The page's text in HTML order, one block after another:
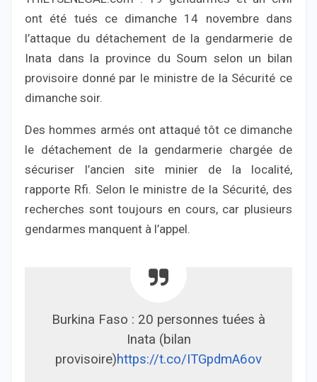
ont été tués ce dimanche 14 novembre dans
l’attaque du détachement de la gendarmerie de
Inata dans la province du Soum selon un bilan
provisoire donné par le ministre de la Sécurité ce
dimanche soir.
Des hommes armés ont attaqué tôt ce dimanche
le détachement de la gendarmerie chargée de
sécuriser l’ancien site minier de la localité,
rapporte Rfi. Selon le ministre de la Sécurité, des
recherches sont toujours en cours, car plusieurs
gendarmes manquent à l’appel.
Burkina Faso : 20 personnes tuées à
Inata (bilan
provisoire)https://t.co/ITGpdmA6ov